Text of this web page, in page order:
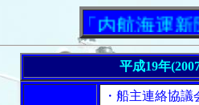
「内航海運新聞」
平成19年
・船主連絡協